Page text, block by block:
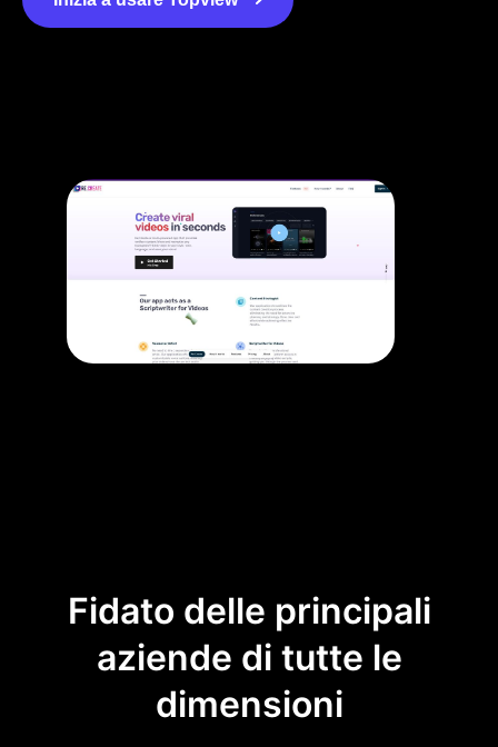
Fidato delle principali
aziende di tutte le
dimensioni